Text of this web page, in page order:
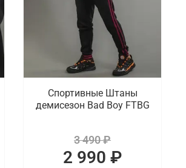
Спортивные Штаны
демисезон Bad Boy FTBG
3 490 ₽
2 990 ₽